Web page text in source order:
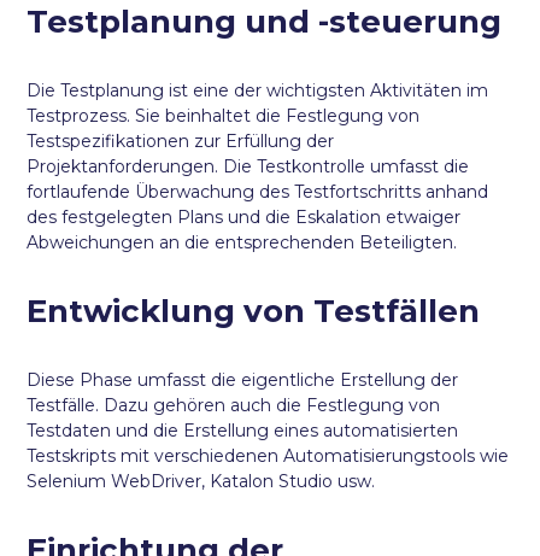
Testplanung und -steuerung
Die Testplanung ist eine der wichtigsten Aktivitäten im
Testprozess. Sie beinhaltet die Festlegung von
Testspezifikationen zur Erfüllung der
Projektanforderungen. Die Testkontrolle umfasst die
fortlaufende Überwachung des Testfortschritts anhand
des festgelegten Plans und die Eskalation etwaiger
Abweichungen an die entsprechenden Beteiligten.
Entwicklung von Testfällen
Diese Phase umfasst die eigentliche Erstellung der
Testfälle. Dazu gehören auch die Festlegung von
Testdaten und die Erstellung eines automatisierten
Testskripts mit verschiedenen Automatisierungstools wie
Selenium WebDriver, Katalon Studio usw.